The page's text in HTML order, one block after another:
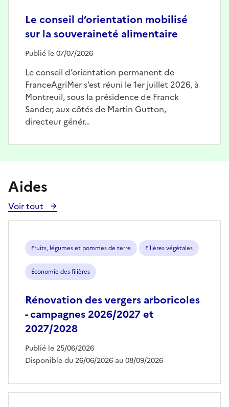
Le conseil d’orientation mobilisé
sur la souveraineté alimentaire
Publié le 07/07/2026
Le conseil d’orientation permanent de
FranceAgriMer s’est réuni le 1er juillet 2026, à
Montreuil, sous la présidence de Franck
Sander, aux côtés de Martin Gutton,
directeur génér…
Aides
Voir tout
Voir
toutes
aides
Fruits, légumes et pommes de terre Filières végétales
Économie des filières
Rénovation des vergers arboricoles
- campagnes 2026/2027 et
2027/2028
Publié le 25/06/2026
Disponible du 26/06/2026 au 08/09/2026